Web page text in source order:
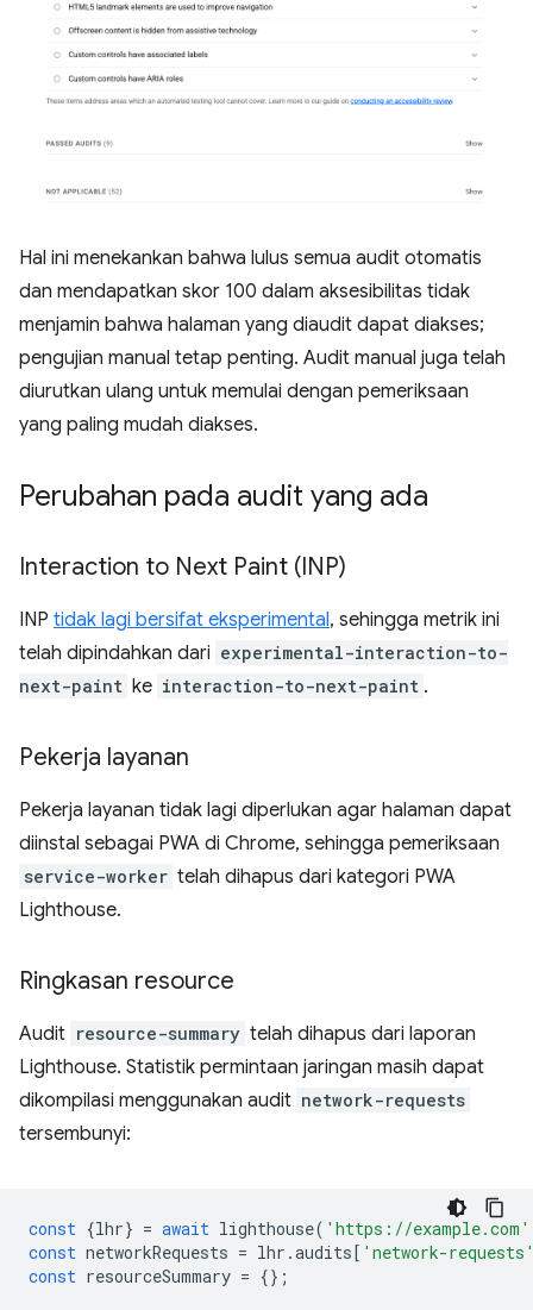
Hal ini menekankan bahwa lulus semua audit otomatis
dan mendapatkan skor 100 dalam aksesibilitas tidak
menjamin bahwa halaman yang diaudit dapat diakses;
pengujian manual tetap penting. Audit manual juga telah
diurutkan ulang untuk memulai dengan pemeriksaan
yang paling mudah diakses.
Perubahan pada audit yang ada
Interaction to Next Paint (INP)
INP tidak lagi bersifat eksperimental, sehingga metrik ini
telah dipindahkan dari experimental-interaction-to-
next-paint ke interaction-to-next-paint .
Pekerja layanan
Pekerja layanan tidak lagi diperlukan agar halaman dapat
diinstal sebagai PWA di Chrome, sehingga pemeriksaan
service-worker telah dihapus dari kategori PWA
Lighthouse.
Ringkasan resource
Audit resource-summary telah dihapus dari laporan
Lighthouse. Statistik permintaan jaringan masih dapat
dikompilasi menggunakan audit network-requests
tersembunyi:
const {lhr} = await lighthouse( 'https://example.com'
const networkRequests = lhr .audits[ 'network-
const resourceSummary = {};